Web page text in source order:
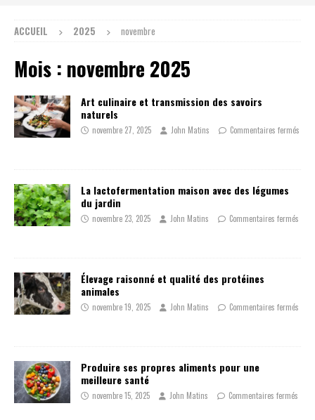
ACCUEIL 2025 novembre
Mois : novembre 2025
Art culinaire et transmission des savoirs
naturels
novembre 27, 2025 John Matins Commentaires fermés
La lactofermentation maison avec des légumes
du jardin
novembre 23, 2025 John Matins Commentaires fermés
Élevage raisonné et qualité des protéines
animales
novembre 19, 2025 John Matins Commentaires fermés
Produire ses propres aliments pour une
meilleure santé
novembre 15, 2025 John Matins Commentaires fermés